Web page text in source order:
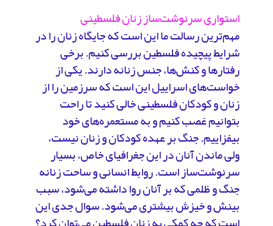
استواری سرنوشت‌ساز زنان فلسطینی
مهم‌ترین رسالت ما این است که جایگاه زنان را در
شرایط پیچیده فلسطین بررسی کنیم. برخی
رفتارها و کنش‌ها، جنس زنانه دارند. یکی از
خواست‌های اسراییل این است که سرزمین را از
زنان و کودکان فلسطینی خالی کنید تا راحت‌
بتوانیم غصب کنیم و به مستعمره‌های خود
بیفزاییم. جنگ بر عهده کودکان و زنان نیست،
ولی ماندن آنان در این جغرافیای خاص، بسیار
سرنوشت‌ساز است. روابط انسانی و ساحت زنانه
جنگ و ظلمی که بر آنان روا داشته می‌شود، سبب
بینش و خیزش بیشتری می‌شود. سوال جدی این